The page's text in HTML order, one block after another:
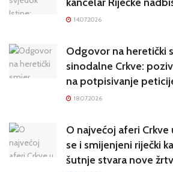
14.07.2026
Odgovor na heretički
sinodalne Crkve:
na potpisivanje
18.07.2026
O najvećoj aferi
se i smijenjeni riječki
šutnje stvara nove